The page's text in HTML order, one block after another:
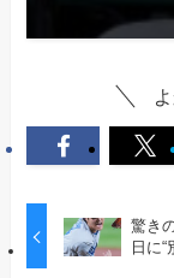
驚き
日に